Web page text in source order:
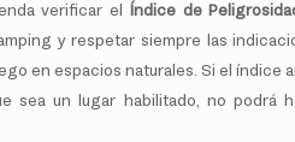
verificar el Índice de
y respetar siempre las
en espacios naturales. Si el índice
sea un lugar habilitado, no podrá